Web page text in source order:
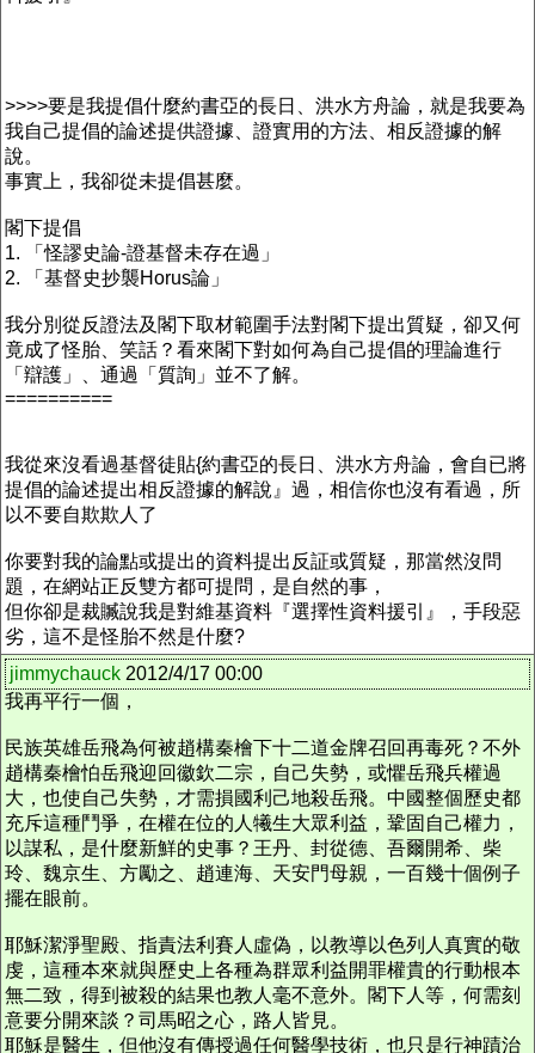
>>>>要是我提倡什麼約書亞的長日、洪水方舟論，就是我要為
我自己提倡的論述提供證據、證實用的方法、相反證據的解
說。
事實上，我卻從未提倡甚麼。
閣下提倡
1. 「怪謬史論-證基督未存在過」
2. 「基督史抄襲Horus論」
我分別從反證法及閣下取材範圍手法對閣下提出質疑，卻又何
竟成了怪胎、笑話？看來閣下對如何為自己提倡的理論進行
「辯護」、通過「質詢」並不了解。
==========
我從來沒看過基督徒貼{約書亞的長日、洪水方舟論，會自已將
提倡的論述提出相反證據的解說』過，相信你也沒有看過，所
以不要自欺欺人了
你要對我的論點或提出的資料提出反証或質疑，那當然沒問
題，在網站正反雙方都可提問，是自然的事，
但你卻是裁贓說我是對維基資料『選擇性資料援引』，手段惡
劣，這不是怪胎不然是什麼?
jimmychauck 2012/4/17 00:00
我再平行一個，
民族英雄岳飛為何被趙構秦檜下十二道金牌召回再毒死？不外
趙構秦檜怕岳飛迎回徽欽二宗，自己失勢，或懼岳飛兵權過
大，也使自己失勢，才需損國利己地殺岳飛。中國整個歷史都
充斥這種鬥爭，在權在位的人犧生大眾利益，鞏固自己權力，
以謀私，是什麼新鮮的史事？王丹、封從德、吾爾開希、柴
玲、魏京生、方勵之、趙連海、天安門母親，一百幾十個例子
擺在眼前。
耶穌潔淨聖殿、指責法利賽人虛偽，以教導以色列人真實的敬
虔，這種本來就與歷史上各種為群眾利益開罪權貴的行動根本
無二致，得到被殺的結果也教人毫不意外。閣下人等，何需刻
意要分開來談？司馬昭之心，路人皆見。
耶穌是醫生，但他沒有傳授過任何醫學技術，也只是行神蹟治